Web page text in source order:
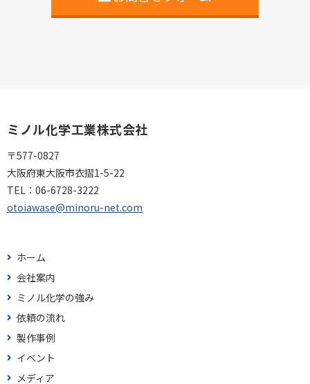
ミノル化学工業株式会社
〒577-0827
大阪府東大阪市衣摺1-5-22
TEL： 06-6728-3222
otoiawase@minoru-net.com
ホーム
会社案内
ミノル化学の強み
依頼の流れ
製作事例
イベント
メディア